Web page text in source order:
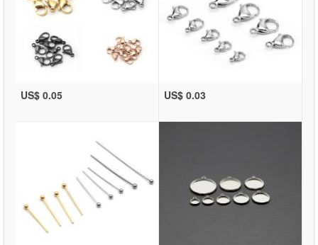
US$ 0.05 US$ 0.03